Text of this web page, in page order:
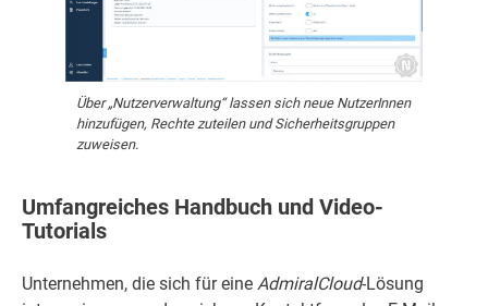
Über „Nutzerverwaltung“ lassen sich neue NutzerInnen
hinzufügen, Rechte zuteilen und Sicherheitsgruppen
zuweisen.
Umfangreiches Handbuch und Video-
Tutorials
Unternehmen, die sich für eine AdmiralCloud-Lösung